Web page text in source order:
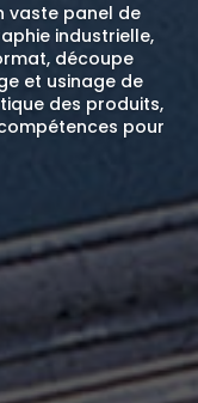
vaste panel de
industrielle,
, découpe
et usinage de
des produits,
pour